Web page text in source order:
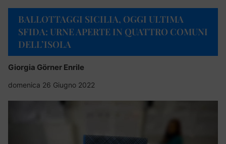
BALLOTTAGGI SICILIA, OGGI ULTIMA
SFIDA: URNE APERTE IN QUATTRO COMUNI
DELL’ISOLA
Giorgia Görner Enrile
domenica 26 Giugno 2022